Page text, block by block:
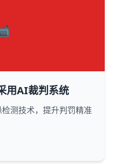
用AI裁判系统
测技术，提升判罚精准